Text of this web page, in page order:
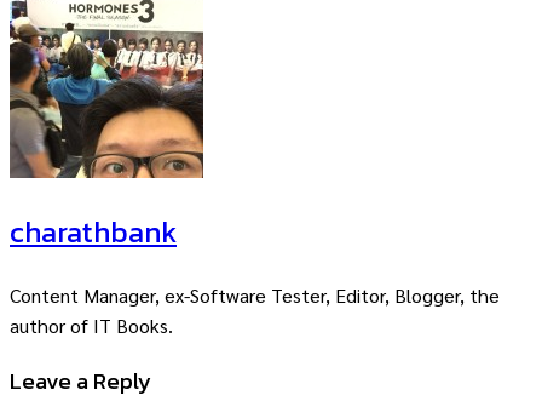
charathbank
Content Manager, ex-Software Tester, Editor, Blogger, the
author of IT Books.
Leave a Reply